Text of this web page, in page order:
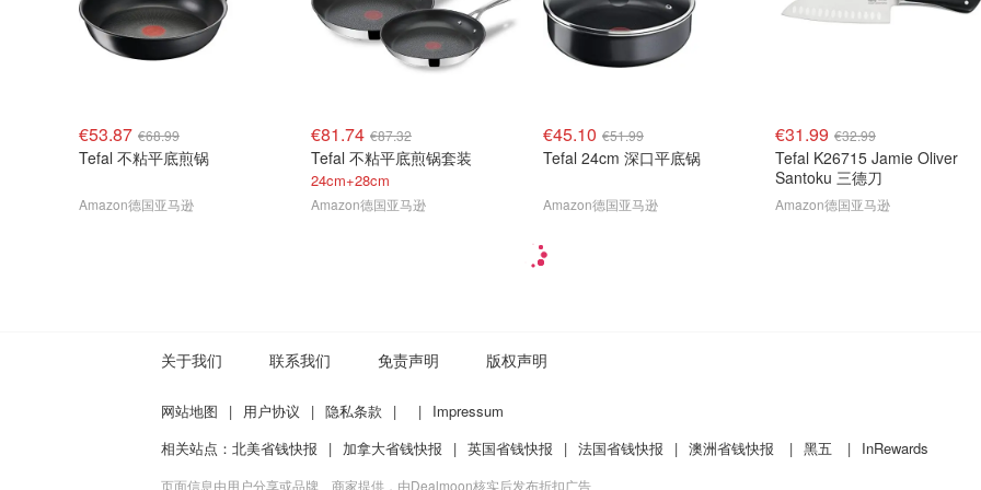
€53.87 €68.99
Tefal 不粘平底煎锅
Amazon德国亚马逊
€81.74 €87.32
Tefal 不粘平底煎锅套装
24cm+28cm
Amazon德国亚马逊
€45.10 €51.99
Tefal 24cm 深口平底锅
Amazon德国亚马逊
€31.99 €32.99
Tefal K26715 Jamie Oliver
Santoku 三德刀
Amazon德国亚马逊
关于我们 联系我们 免责声明 版权声明
网站地图 | 用户协议 | 隐私条款 | | Impressum
相关站点： 北美省钱快报 | 加拿大省钱快报 | 英国省钱快报 | 法国省钱快报 | 澳洲省钱快报 | 黑五 | InRewards
页面信息由用户分享或品牌、商家提供，由Dealmoon核实后发布折扣广告